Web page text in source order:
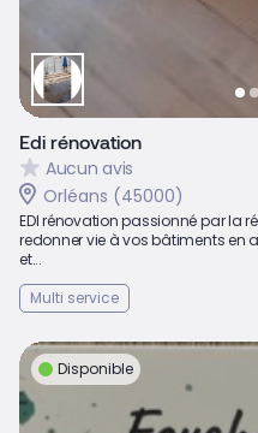
Edi rénovation
Aucun avis
Orléans (45000)
EDI rénovation passionné par la
redonner vie à vos bâtiments en
et...
Multi service
Disponible